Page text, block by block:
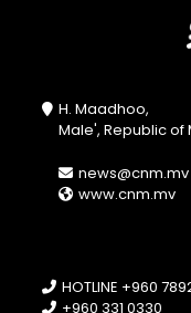
H. Maadhoo,
Male', Republic of
news@cnm.mv
www.cnm.mv
HOTLINE +960
+960 331 0330